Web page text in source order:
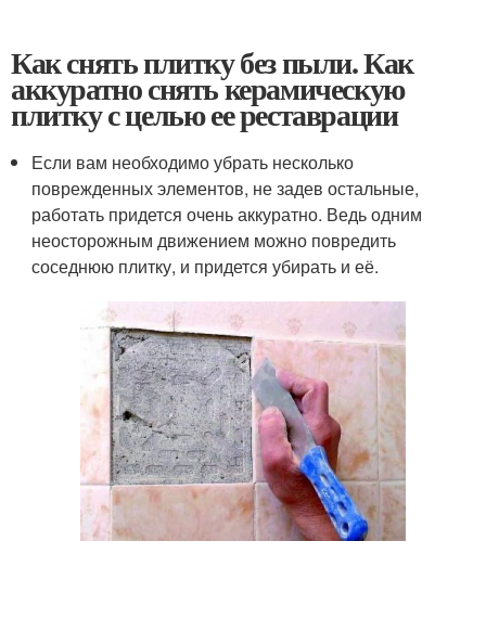
Как снять плитку без пыли. Как
аккуратно снять керамическую
плитку с целью ее реставрации
Если вам необходимо убрать несколько
поврежденных элементов, не задев остальные,
работать придется очень аккуратно. Ведь одним
неосторожным движением можно повредить
соседнюю плитку, и придется убирать и её.